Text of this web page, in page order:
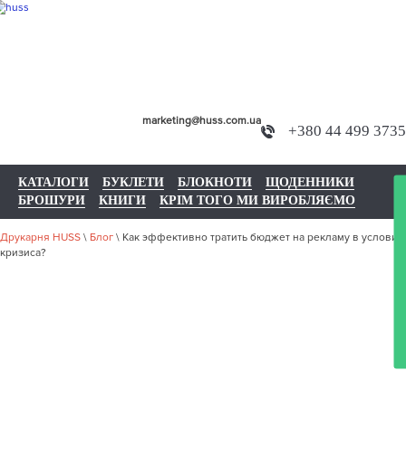
+380 44 499 3735
marketing@huss.com.ua
КАТАЛОГИ БУКЛЕТИ БЛОКНОТИ
ЩОДЕННИКИ
БРОШУРИ
КНИГИ КРІМ ТОГО МИ ВИРОБЛЯЄМО
Друкарня HUSS \ Блог \ Как эффективно тратить бюджет на рекламу в условии
кризиса?